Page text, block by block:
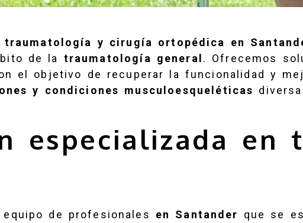
y cirugía ortopédica en
de la traumatología general . Ofrecemos
el objetivo de recuperar la funcionalidad y
y condiciones musculoesqueléticas
especializada en
de profesionales en Santander
que se